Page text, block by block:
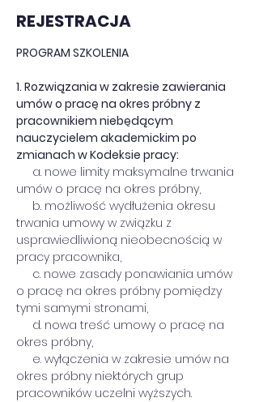
REJESTRACJA
PROGRAM SZKOLENIA
1. Rozwiązania w zakresie zawierania
umów o pracę na okres próbny z
pracownikiem niebędącym
nauczycielem akademickim po
zmianach w Kodeksie pracy:
a. nowe limity maksymalne trwania
umów o pracę na okres próbny,
b. możliwość wydłużenia okresu
trwania umowy w związku z
usprawiedliwioną nieobecnością w
pracy pracownika,
c. nowe zasady ponawiania umów
o pracę na okres próbny pomiędzy
tymi samymi stronami,
d. nowa treść umowy o pracę na
okres próbny,
e. wyłączenia w zakresie umów na
okres próbny niektórych grup
pracowników uczelni wyższych.